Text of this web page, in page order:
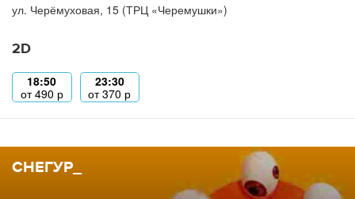
ул. Черёмуховая, 15 (ТРЦ «Черемушки»)
2D
18:50
от490 р
23:30
от370 р
СНЕГУР_